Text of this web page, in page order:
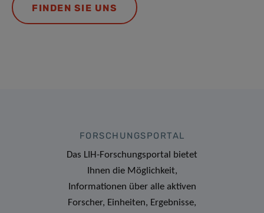
FINDEN SIE UNS
FORSCHUNGSPORTAL
Das LIH-Forschungsportal bietet
Ihnen die Möglichkeit,
Informationen über alle aktiven
Forscher, Einheiten, Ergebnisse,